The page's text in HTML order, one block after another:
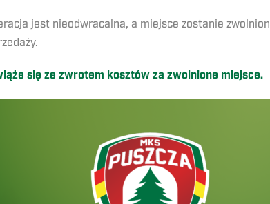
jest nieodwracalna, a miejsce zostanie
się ze zwrotem kosztów za zwolnione miejsce.